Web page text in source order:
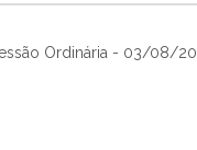
Ordinária - 03/08/